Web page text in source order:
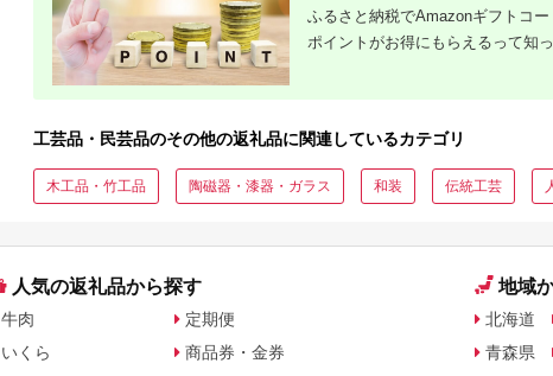
パスタ 煮物 器 食器
寄付金額:50,000円
ギフト 贈答 35000円
3.5万円 ad012
35,000円 寄付金額: 35,000 円
aa021
寄付金額:
ふるさと納税でAmazonギフトコー
ポイントがお得にもらえるって知
工芸品・民芸品のその他の返礼品に関連しているカテゴリ
木工品・竹工品 陶磁器・漆器・ガラス 和装 伝統工芸
人気の返礼品から探す
牛肉
いくら
定期便
商品券・金券
地域
北海道
青森県